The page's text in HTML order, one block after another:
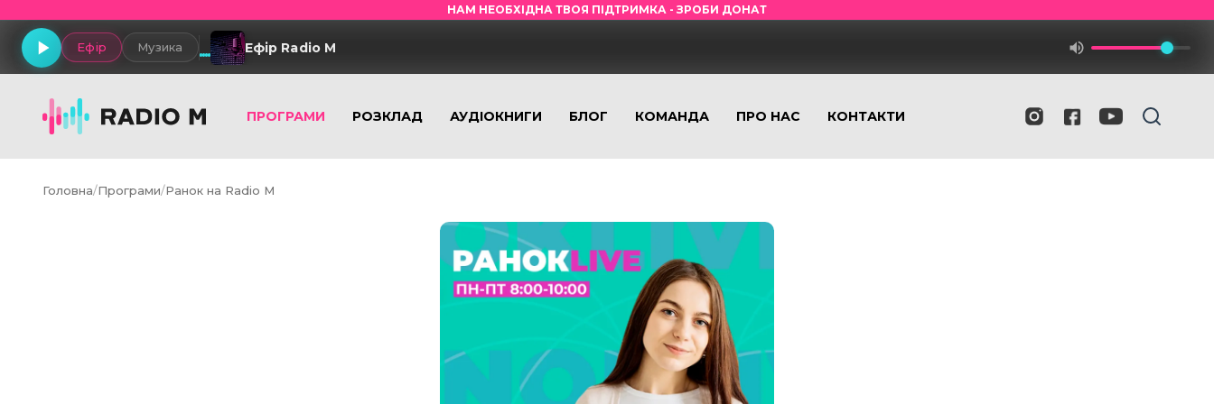
НАМ НЕОБХІДНА ТВОЯ ПІДТРИМКА - ЗРОБИ ДОНАТ
Ефір Музика Ефір Radio M
ПРОГРАМИ РОЗКЛАД АУДІОКНИГИ БЛОГ КОМАНДА ПРО НАС КОНТАКТИ
Головна/Програми/Ранок на Radio M